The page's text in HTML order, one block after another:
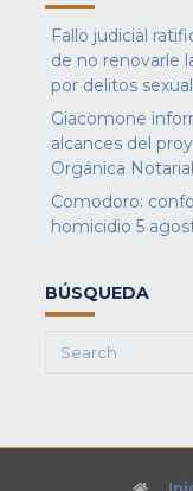
Fallo judicial
de no renovarle
por delitos
Giacomone
alcances del
Orgánica Notarial
Comodoro:
homicidio 5
BÚSQUEDA
Search